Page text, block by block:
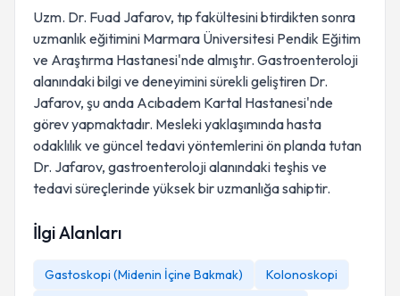
Uzm. Dr. Fuad Jafarov, tıp fakültesini btirdikten sonra
uzmanlık eğitimini Marmara Üniversitesi Pendik Eğitim
ve Araştırma Hastanesi'nde almıştır. Gastroenteroloji
alanındaki bilgi ve deneyimini sürekli geliştiren Dr.
Jafarov, şu anda Acıbadem Kartal Hastanesi'nde
görev yapmaktadır. Mesleki yaklaşımında hasta
odaklılık ve güncel tedavi yöntemlerini ön planda tutan
Dr. Jafarov, gastroenteroloji alanındaki teşhis ve
tedavi süreçlerinde yüksek bir uzmanlığa sahiptir.
İlgi Alanları
Gastoskopi (Midenin İçine Bakmak)
Kolonoskopi